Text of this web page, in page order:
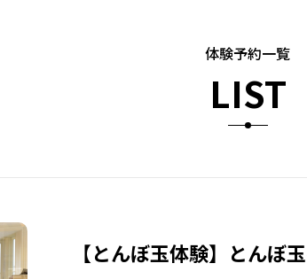
体験予約一覧
LIST
【とんぼ玉体験】とんぼ